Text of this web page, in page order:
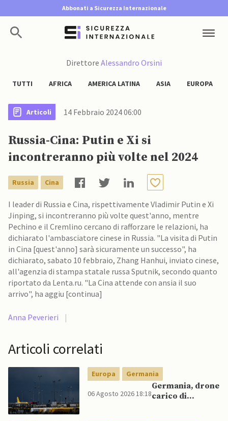
Abbonati a Sicurezza Internazionale
Direttore Alessandro Orsini
TUTTI AFRICA AMERICA LATINA ASIA EUROPA
Articoli 14 Febbraio 2024 06:00
Russia-Cina: Putin e Xi si
incontreranno più volte nel 2024
Russia Cina
I leader di Russia e Cina, rispettivamente Vladimir Putin e Xi
Jinping, si incontreranno più volte quest'anno, mentre
Pechino e il Cremlino cercano di rafforzare le relazioni, ha
dichiarato l'ambasciatore cinese in Russia. "La visita di Putin
in Cina [quest'anno] sarà sicuramente un successo", ha
dichiarato, sabato 10 febbraio, Zhang Hanhui, inviato cinese,
all'agenzia di stampa statale russa Sputnik, secondo quanto
riportato da Lenta.ru. "La Cina attende con ansia il suo
arrivo", ha aggiu [continua]
Anna Peverieri |
Articoli correlati
Europa Germania
06 Agosto 2026 18:18
Germania, drone
carico di